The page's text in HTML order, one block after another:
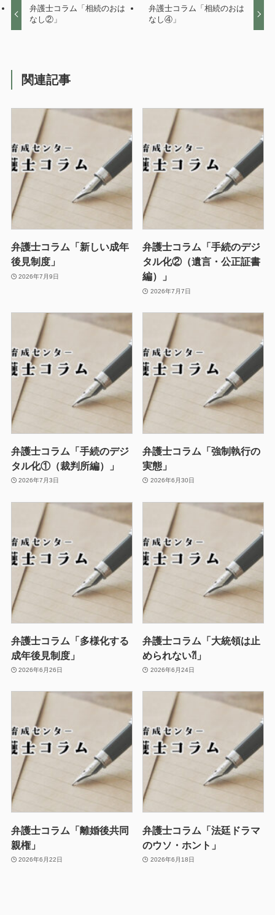
弁護士コラム「相続のおは
なし②」
弁護士コラム「相続のおは
なし④」
関連記事
弁護士コラム「新しい成年
後見制度」
2026年7月9日
弁護士コラム「手続のデジ
タル化②（遺言・公正証書
編）」
2026年7月7日
弁護士コラム「手続のデジ
タル化①（裁判所編）」
2026年7月3日
弁護士コラム「強制執行の
実態」
2026年6月30日
弁護士コラム「多様化する
成年後見制度」
2026年6月26日
弁護士コラム「大統領は止
められない⁈」
2026年6月24日
弁護士コラム「離婚後共同
親権」
2026年6月22日
弁護士コラム「法廷ドラマ
のウソ・ホント」
2026年6月18日